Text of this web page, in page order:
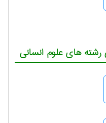
های علوم انسانی